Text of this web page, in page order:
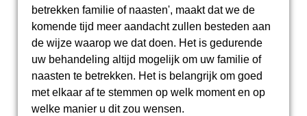
betrekken familie of naasten', maakt dat we de
komende tijd meer aandacht zullen besteden aan
de wijze waarop we dat doen. Het is gedurende
uw behandeling altijd mogelijk om uw familie of
naasten te betrekken. Het is belangrijk om goed
met elkaar af te stemmen op welk moment en op
welke manier u dit zou wensen.